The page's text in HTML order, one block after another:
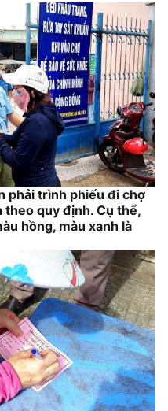
phải trình phiếu đi chợ
quy định. Cụ thể,
hồng, màu xanh là